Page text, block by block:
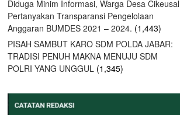
Diduga Minim Informasi, Warga Desa Cikeusal
Pertanyakan Transparansi Pengelolaan
Anggaran BUMDES 2021 – 2024. (1,443)
PISAH SAMBUT KARO SDM POLDA JABAR:
TRADISI PENUH MAKNA MENUJU SDM
POLRI YANG UNGGUL (1,345)